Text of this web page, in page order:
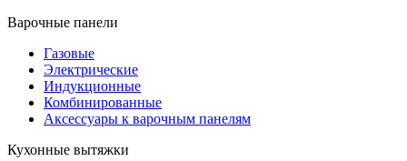
Варочные панели
Газовые
Электрические
Индукционные
Комбинированные
Аксессуары к варочным панелям
Кухонные вытяжки